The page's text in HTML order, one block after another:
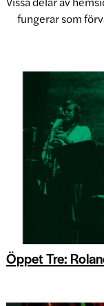
fungerar som
Öppet Tre: